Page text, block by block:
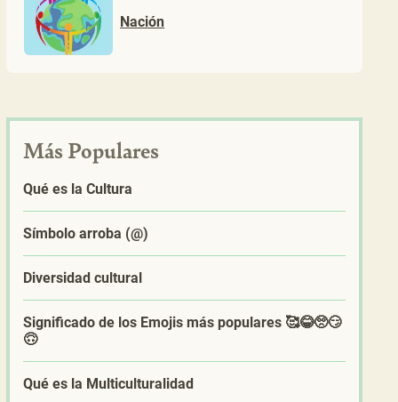
Nación
Más Populares
Qué es la Cultura
Símbolo arroba (@)
Diversidad cultural
Significado de los Emojis más populares 🥰😂🥺😏
🙃
Qué es la Multiculturalidad